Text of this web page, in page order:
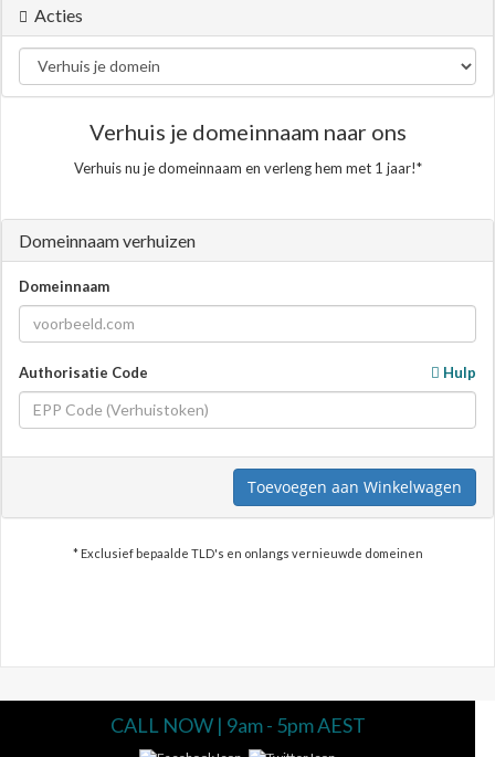
Acties
Verhuis je domeinnaam naar ons
Verhuis nu je domeinnaam en verleng hem met 1 jaar!*
Domeinnaam verhuizen
Domeinnaam
Authorisatie Code Hulp
Toevoegen aan Winkelwagen
* Exclusief bepaalde TLD's en onlangs vernieuwde domeinen
CALL NOW | 9am - 5pm AEST